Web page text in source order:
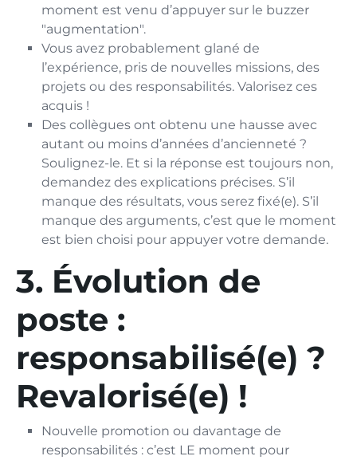
moment est venu d’appuyer sur le buzzer
"augmentation".
Vous avez probablement glané de
l’expérience, pris de nouvelles missions, des
projets ou des responsabilités. Valorisez ces
acquis !
Des collègues ont obtenu une hausse avec
autant ou moins d’années d’ancienneté ?
Soulignez-le. Et si la réponse est toujours non,
demandez des explications précises. S’il
manque des résultats, vous serez fixé(e). S’il
manque des arguments, c’est que le moment
est bien choisi pour appuyer votre demande.
3. Évolution de
poste :
responsabilisé(e) ?
Revalorisé(e) !
Nouvelle promotion ou davantage de
responsabilités : c’est LE moment pour